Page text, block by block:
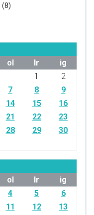
(8)
ol lr
ig
1
2
7 8
9
14 15
16
21 22
23
28 29
30
ol lr
ig
4 5
6
11 12
13